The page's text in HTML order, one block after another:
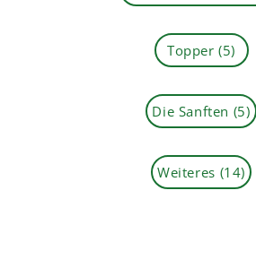
Topper(5)
Die Sanften (5)
Weiteres (14)